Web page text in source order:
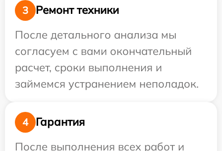
3
Ремонт техники
После детального анализа мы
согласуем с вами окончательный
расчет, сроки выполнения и
займемся устранением неполадок.
4
Гарантия
После выполнения всех работ и